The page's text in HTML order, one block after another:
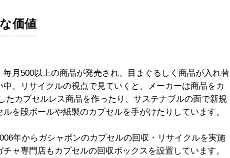
価値
毎月500以上の商品が発売され、目まぐるしく商品が入れ替
、リサイクルの視点で見ていくと、メーカーは商品をカ
たカプセルレス商品を作ったり、サステナブルの面で新規
を段ボールや紙製のカプセルを手がけたりしています。
年からガシャポンのカプセルの回収・リサイクルを実施
ャ専門店もカプセルの回収ボックスを設置しています。